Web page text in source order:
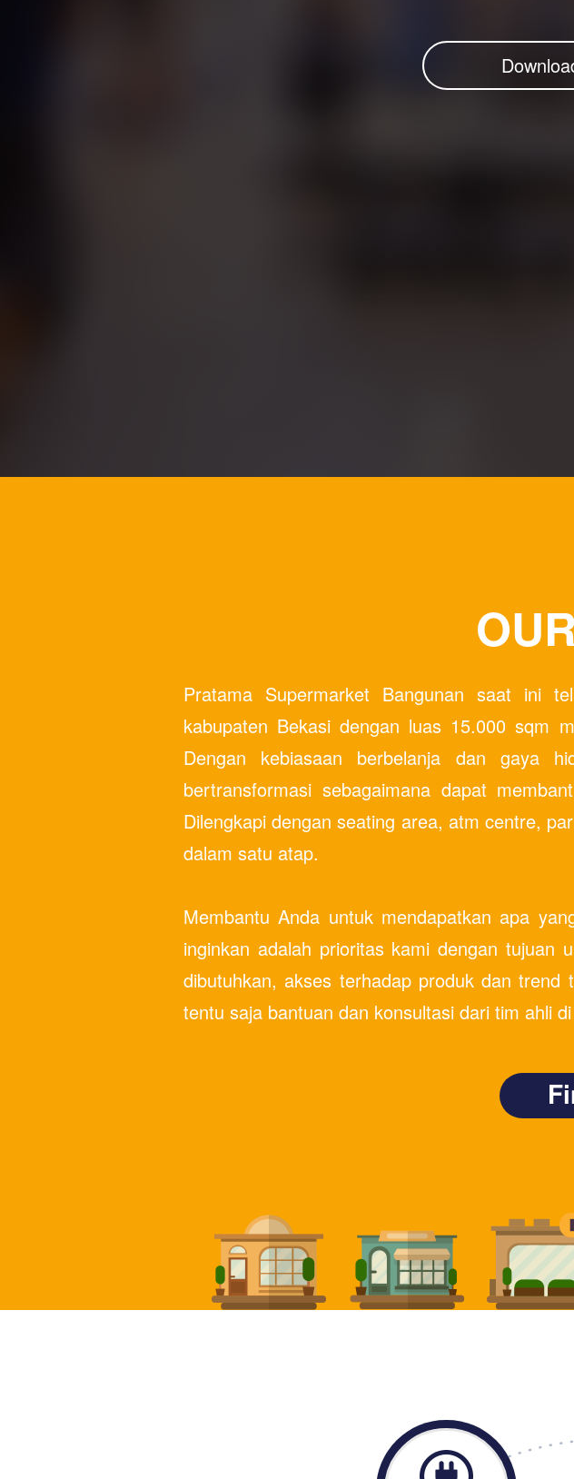
Pratama Supermarket Bangunan saat ini
kabupaten Bekasi dengan luas 15.000 sqm
Dengan kebiasaan berbelanja dan gaya
bertransformasi sebagaimana dapat
Dilengkapi dengan seating area, atm centre,
dalam satu atap.
Membantu Anda untuk mendapatkan apa
inginkan adalah prioritas kami dengan tujuan
dibutuhkan, akses terhadap produk dan trend
tentu saja bantuan dan konsultasi dari tim ahli